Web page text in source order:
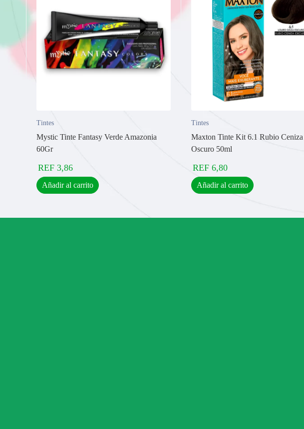
Tintes
Mystic Tinte Fantasy Verde Amazonia
60Gr
REF 3,86
Añadir al carrito
Tintes
Maxton Tinte Kit 6.1 Rubio Ceniza
Oscuro 50ml
REF 6,80
Añadir al carrito